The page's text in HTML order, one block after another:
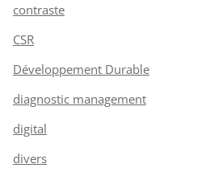
contraste
CSR
Développement Durable
diagnostic management
digital
divers